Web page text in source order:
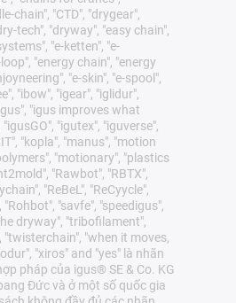
chain", "CTD", "drygear",
tech", "dryway", "easy chain",
"e-ketten", "e-
"energy chain", "energy
"e-skin", "e-spool",
"ibow", "igear", "iglidur",
"igus improves what
"igutex", "iguverse",
"kopla", "manus", "motion
"motionary", "plastics
"Rawbot", "RBTX",
"ReBeL", "ReCyycle",
"savfe", "speedigus",
dryway", "tribofilament",
"twisterchain", "when it moves,
"xiros" and "yes" là nhãn
pháp của igus® SE & Co. KG
Đức và ở một số quốc gia